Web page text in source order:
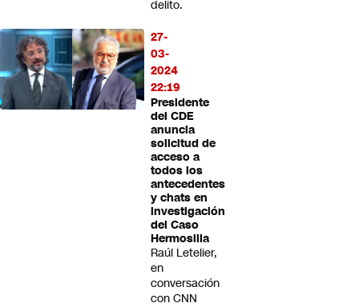
delito.
27-
03-
2024
22:19
Presidente
del CDE
anuncia
solicitud de
acceso a
todos los
antecedentes
y chats en
investigación
del Caso
Hermosilla
Raúl Letelier,
en
conversación
con CNN